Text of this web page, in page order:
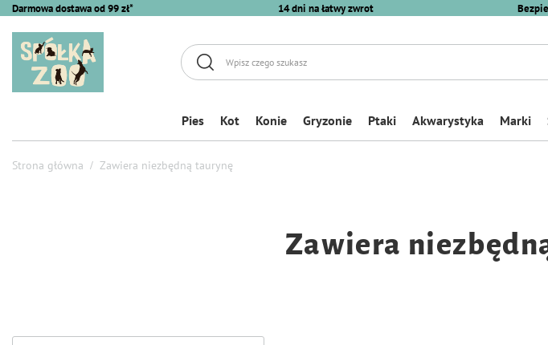
Darmowa dostawa od 99 zł* 14 dni na łatwy zwrot
Pies Kot Konie Gryzonie Ptaki Akwarystyka Marki
Strona główna Zawiera niezbędną taurynę
Zawiera